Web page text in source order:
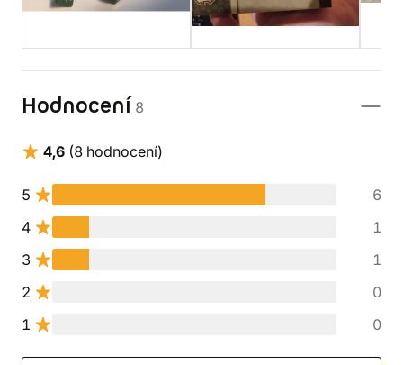
Hodnocení 8
4,6 (8 hodnocení)
5
6
4
1
3
1
2
0
1
0